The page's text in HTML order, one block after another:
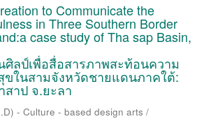
to Communicate the
in Three Southern Border
case study of Tha sap Basin,
ศิลป์เพื่อสื่อสารภาพสะท้อนความ
ขในสามจังหวัดชายแดนภาคใต้:
าป จ.ยะลา
- Culture - based design arts /